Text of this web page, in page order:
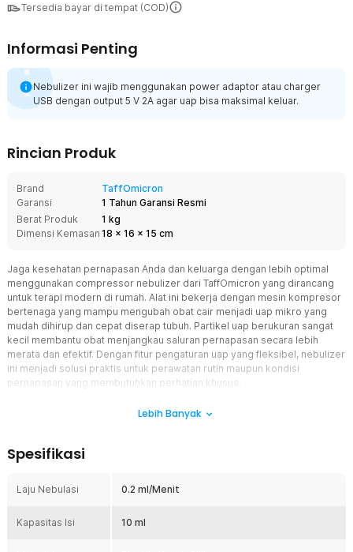
Tersedia bayar di tempat (COD)
Informasi Penting
Nebulizer ini wajib menggunakan power adaptor atau charger
USB dengan output 5 V 2A agar uap bisa maksimal keluar.
Rincian Produk
Brand
TaffOmicron
Garansi
1 Tahun Garansi Resmi
Berat Produk
1 kg
Dimensi Kemasan 18 x 16 x 15 cm
Jaga kesehatan pernapasan Anda dan keluarga dengan lebih optimal
menggunakan compressor nebulizer dari TaffOmicron yang dirancang
untuk terapi modern di rumah. Alat ini bekerja dengan mesin kompresor
bertenaga yang mampu mengubah obat cair menjadi uap mikro yang
mudah dihirup dan cepat diserap tubuh. Partikel uap berukuran sangat
kecil membantu obat menjangkau saluran pernapasan secara lebih
merata dan efektif. Dengan fitur pengaturan uap yang fleksibel, nebulizer
ini menjadi solusi praktis untuk perawatan rutin maupun kondisi
pernapasan yang membutuhkan perhatian khusus.
Nebulizer ini menggunakan sistem kompresor yang mampu
berubah menjadi uap secara konsisten setiap kali digunakan.
Teknologi ini sangat cocok untuk terapi intensif maupun
nebulizer portable biasa.
Lebih Banyak
Spesifikasi
Laju Nebulasi 0.2 ml/Menit
Kapasitas Isi 10 ml